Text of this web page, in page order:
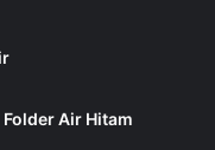
Air Hitam